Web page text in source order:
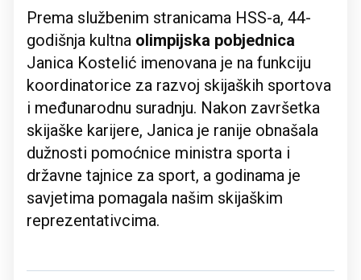
Prema službenim stranicama HSS-a, 44-
godišnja kultna olimpijska pobjednica
Janica Kostelić imenovana je na funkciju
koordinatorice za razvoj skijaških sportova
i međunarodnu suradnju. Nakon završetka
skijaške karijere, Janica je ranije obnašala
dužnosti pomoćnice ministra sporta i
državne tajnice za sport, a godinama je
savjetima pomagala našim skijaškim
reprezentativcima.